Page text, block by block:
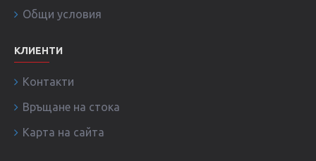
Общи условия
КЛИЕНТИ
Контакти
Връщане на стока
Карта на сайта